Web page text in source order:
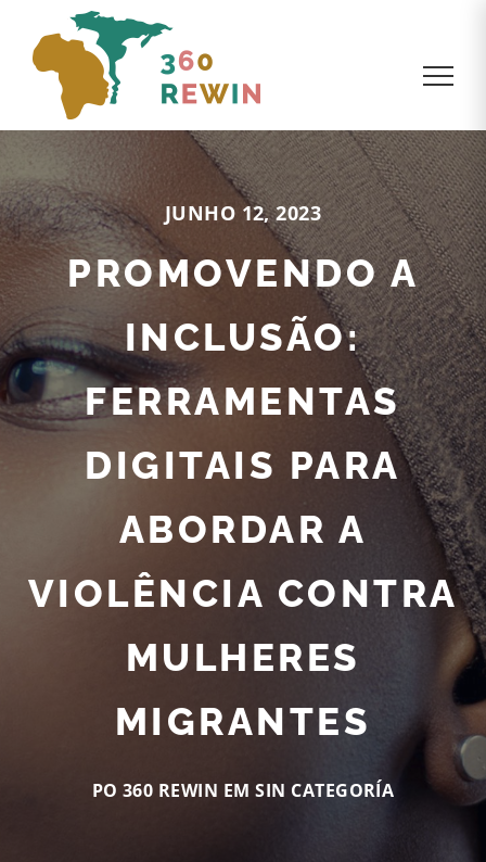
JUNHO 12, 2023
PROMOVENDO A
INCLUSÃO:
FERRAMENTAS
DIGITAIS PARA
ABORDAR A
VIOLÊNCIA CONTRA
MULHERES
MIGRANTES
PO 360 REWIN EMSIN CATEGORÍA